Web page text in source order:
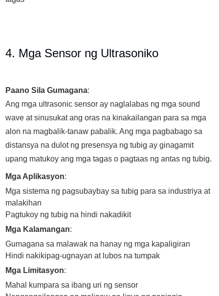
4. Mga Sensor ng Ultrasoniko
Paano Sila Gumagana:
Ang mga ultrasonic sensor ay naglalabas ng mga sound
wave at sinusukat ang oras na kinakailangan para sa mga
alon na magbalik-tanaw pabalik. Ang mga pagbabago sa
distansya na dulot ng presensya ng tubig ay ginagamit
upang matukoy ang mga tagas o pagtaas ng antas ng tubig.
Mga Aplikasyon:
Mga sistema ng pagsubaybay sa tubig para sa industriya at
malakihan
Pagtukoy ng tubig na hindi nakadikit
Mga Kalamangan:
Gumagana sa malawak na hanay ng mga kapaligiran
Hindi nakikipag-ugnayan at lubos na tumpak
Mga Limitasyon:
Mahal kumpara sa ibang uri ng sensor